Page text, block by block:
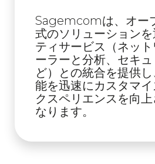
Sagemcomは、オー
式のソリューション
ティサービス（ネッ
ーラーと分析、セキ
ど）との統合を提供
能を迅速にカスタマ
クスペリエンスを向
なります。